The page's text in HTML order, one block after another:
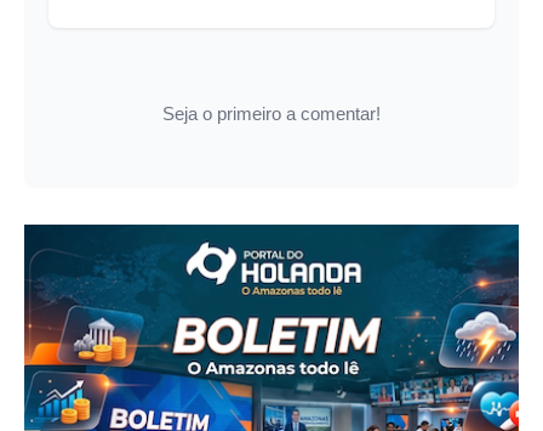
Seja o primeiro a comentar!